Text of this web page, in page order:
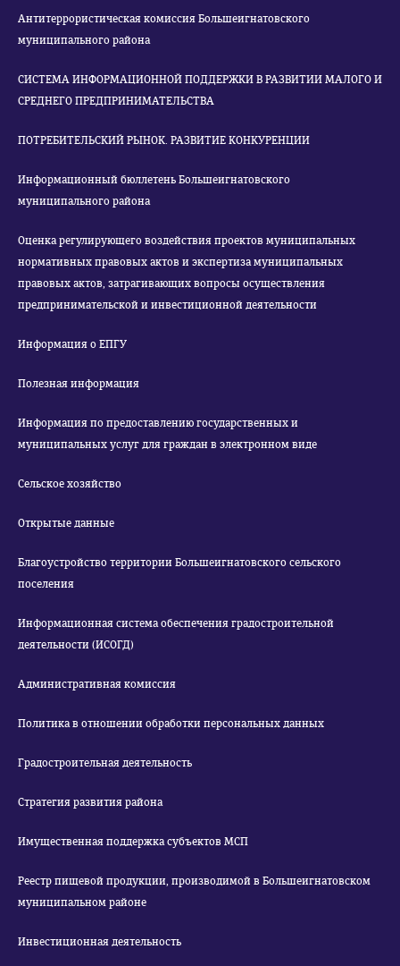
Антитеррористическая комиссия Большеигнатовского
муниципального района
СИСТЕМА ИНФОРМАЦИОННОЙ ПОДДЕРЖКИ В РАЗВИТИИ МАЛОГО И
СРЕДНЕГО ПРЕДПРИНИМАТЕЛЬСТВА
ПОТРЕБИТЕЛЬСКИЙ РЫНОК. РАЗВИТИЕ КОНКУРЕНЦИИ
Информационный бюллетень Большеигнатовского
муниципального района
Оценка регулирующего воздействия проектов муниципальных
нормативных правовых актов и экспертиза муниципальных
правовых актов, затрагивающих вопросы осуществления
предпринимательской и инвестиционной деятельности
Информация о ЕПГУ
Полезная информация
Информация по предоставлению государственных и
муниципальных услуг для граждан в электронном виде
Сельское хозяйство
Открытые данные
Благоустройство территории Большеигнатовского сельского
поселения
Информационная система обеспечения градостроительной
деятельности (ИСОГД)
Административная комиссия
Политика в отношении обработки персональных данных
Градостроительная деятельность
Стратегия развития района
Имущественная поддержка субъектов МСП
Реестр пищевой продукции, производимой в Большеигнатовском
муниципальном районе
Инвестиционная деятельность